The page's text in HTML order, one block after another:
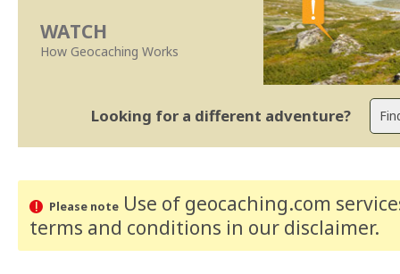
WATCH
How Geocaching Works
Looking for a different adventure?
Please noteUse of geocaching.com
terms and conditions in our disclaimer.